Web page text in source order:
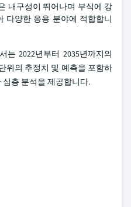
내구성이 뛰어나며 부식에 강
다양한 응용 분야에 적합합니
는 2022년부터 2035년까지의
위의 추정치 및 예측을 포함하
층 분석을 제공합니다.